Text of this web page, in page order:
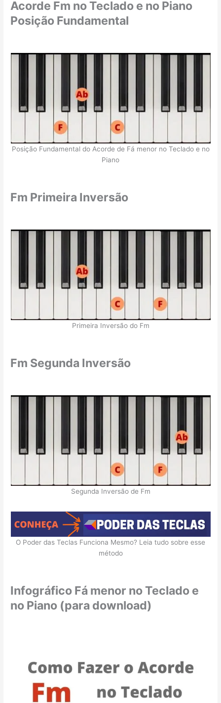
Acorde Fm no Teclado e no Piano
Posição Fundamental
Posição Fundamental do Acorde de Fá menor no Teclado e no
Piano
Fm Primeira Inversão
Primeira Inversão do Fm
Fm Segunda Inversão
Segunda Inversão de Fm
O Poder das Teclas Funciona Mesmo? Leia tudo sobre esse
método
Infográfico Fá menor no Teclado e
no Piano (para download)